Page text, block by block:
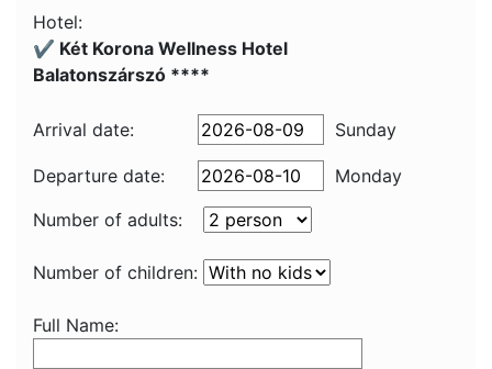
Hotel:
✔️ Két Korona Wellness Hotel
Balatonszárszó ****
Arrival date: Sunday
Departure date:
Monday
Number of adults:
Number of children:
Full Name: